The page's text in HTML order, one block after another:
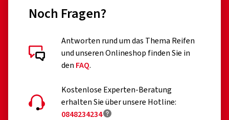
professionelle Off-Road-Reifen
Rennreifen
Reifen mit Zusatzvorrichtungen zur Verbesserung der
Notreifen des Typs T
Reifen mit einer zulässigen Geschwindigkeit unter 80
Kundenbewertungen im Detail
20.06.2025
Noch Fragen?
Antworten rund um das Thema Reifen
und unseren Onlineshop finden Sie in
den FAQ.
Kostenlose Experten-Beratung
erhalten Sie über unsere Hotline:
0848234234